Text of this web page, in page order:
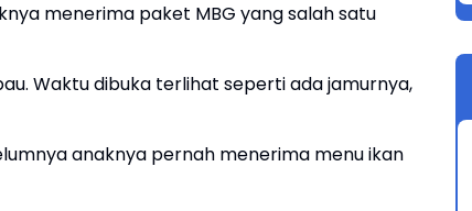
menerima paket MBG yang salah satu
Waktu dibuka terlihat seperti ada jamurnya,
anaknya pernah menerima menu ikan